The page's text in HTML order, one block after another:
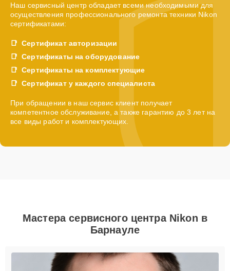
Наш сервисный центр обладает всеми необходимыми для
осуществления профессионального ремонта техники Nikon
сертификатами:
Сертификат авторизации
Сертификаты на оборудование
Сертификаты на комплектующие
Сертификат у каждого специалиста
При обращении в наш сервис клиент получает
компетентное обслуживание, а также гарантию до 3 лет на
все виды работ и комплектующих.
Мастера сервисного центра Nikon в
Барнауле